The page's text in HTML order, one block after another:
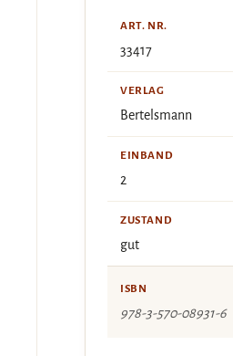
ART. NR.
33417
VERLAG
Bertelsmann
EINBAND
2
ZUSTAND
gut
ISBN
978-3-570-08931-6